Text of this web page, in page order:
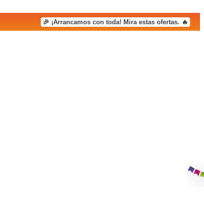
🎉 ¡Arrancamos con toda! Mira estas ofertas. 🔥